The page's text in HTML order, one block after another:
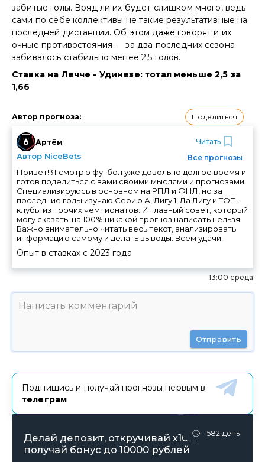
забитые голы. Вряд ли их будет слишком много, ведь
сами по себе коллективы не такие результативные на
последней дистанции. Об этом даже говорят и их
очные противостояния — за два последних сезона
забивалось стабильно менее 2,5 голов.
Ставка на Лечче - Удинезе: тотал меньше 2,5 за
1,66
Автор прогноза: Поделиться
Артём
Автор NiceBets
Читать
Все прогнозы
Привет! Я смотрю футбол уже довольно долгое время и
готов поделиться с вами своими мыслями и прогнозами.
Специализируюсь в основном на РПЛ и ФНЛ, но за
последние годы изучаю Серию А, Лигу 1, Ла Лигу и ТОП-
клубы из прочих чемпионатов. И главный совет, который
могу сказать: на 100% никакой прогноз написать нельзя.
Важно внимательно читать весь текст, анализировать
информацию самому и делать выводы. Всем удачи!
Опыт в ставках с 2023 года
13:00 среда
Отправить
Подпишись и получай прогнозы первым в
телеграм
-582 день
Делай депозит, откручивай х10 и
получай бонус до 10000 рублей